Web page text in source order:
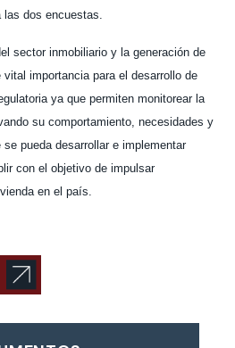
las dos encuestas.
sector inmobiliario y la generación de
importancia para el desarrollo de
ya que permiten monitorear la
su comportamiento, necesidades y
pueda desarrollar e implementar
con el objetivo de impulsar
en el país.